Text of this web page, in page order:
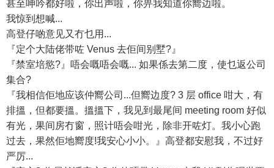
甚至呻吟都好啦，你出声啦，你畀我知道你嚮边啦。
我惊到想喊...
高登仔啲意见又冇乜用...
『定个大陆佬带咗 Venus 去佢间别墅?』
『禁室培慾?』唔会嘅唔会嘅... 如果係去第二度，使乜返公司
集合?
『我相信佢地应该仲嚮公司...但嚮边度? 3 层 office 咁大，有
排搵，但都要搵。搵搵下，我见到最尾间 meeting room 好似
有光，果间房冇窗，照计唔会咁光，除非开咗灯。我小心跑
过去，果然佢地嚮度!我安心小小。』高登都安慰我，不过好
严厉...